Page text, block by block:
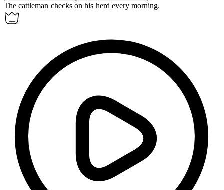
Thecattleman checks on his herd every morning.